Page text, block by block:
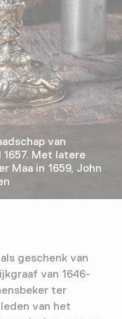
van
Met latere
Maa in 1659, John
geschenk van
van 1646-
ter
van het